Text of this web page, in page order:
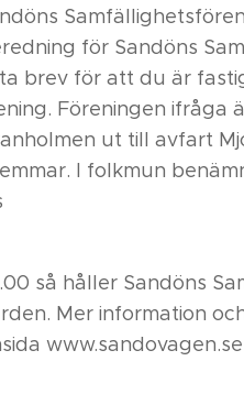
för Sandöns
brev för att du är
Föreningen ifråga
ut till avfart
I folkmun
så håller Sandöns
Mer information
www.sandovagen.se